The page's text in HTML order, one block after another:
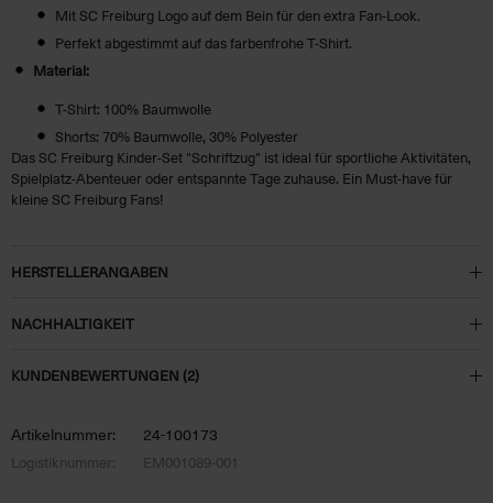
Mit SC Freiburg Logo auf dem Bein für den extra Fan-Look.
Perfekt abgestimmt auf das farbenfrohe T-Shirt.
Material:
T-Shirt: 100% Baumwolle
Shorts: 70% Baumwolle, 30% Polyester
Das SC Freiburg Kinder-Set "Schriftzug" ist ideal für sportliche Aktivitäten,
Spielplatz-Abenteuer oder entspannte Tage zuhause. Ein Must-have für
kleine SC Freiburg Fans!
HERSTELLERANGABEN
NACHHALTIGKEIT
KUNDENBEWERTUNGEN (2)
Artikelnummer: 24-100173
Logistiknummer: EM001089-001